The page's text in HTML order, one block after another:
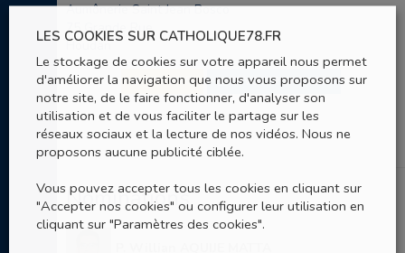
Aumônerie Saint Jean Bosco
75 Grande Rue
Houdan
SITE WEB ENVOYER UN EMAIL
Nominations
LES COOKIES SUR CATHOLIQUE78.FR
Le stockage de cookies sur votre appareil nous permet
d'améliorer la navigation que nous vous proposons sur
notre site, de le faire fonctionner, d'analyser son
utilisation et de vous faciliter le partage sur les
réseaux sociaux et la lecture de nos vidéos. Nous ne
proposons aucune publicité ciblée.
Vous pouvez accepter tous les cookies en cliquant sur
"Accepter nos cookies" ou configurer leur utilisation en
cliquant sur "Paramètres des cookies".